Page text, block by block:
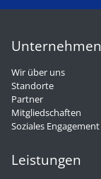
Unternehmen
Wir über uns
Standorte
Partner
Mitgliedschaften
Soziales Engagement
Leistungen